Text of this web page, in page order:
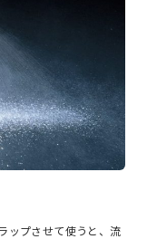
ップさせて使うと、流